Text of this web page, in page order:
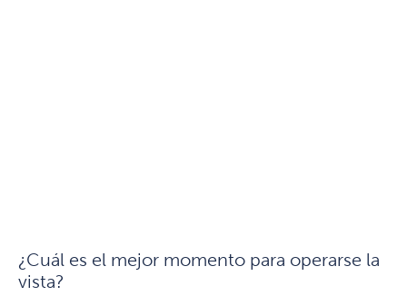
¿Cuál es el mejor momento para operarse la
vista?